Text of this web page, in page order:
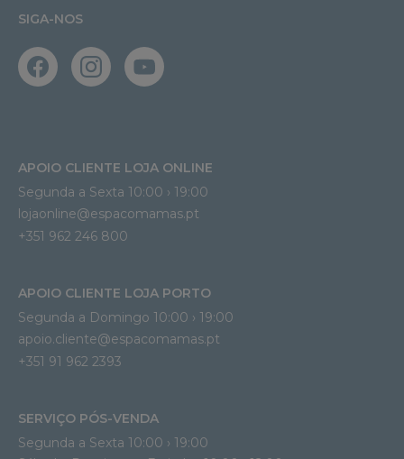
SIGA-NOS
APOIO CLIENTE LOJA ONLINE
Segunda a Sexta 10:00 › 19:00
lojaonline@espacomamas.pt
+351 962 246 800
APOIO CLIENTE LOJA PORTO
Segunda a Domingo 10:00 › 19:00
apoio.cliente@espacomamas.pt
+351 91 962 2393
SERVIÇO PÓS-VENDA
Segunda a Sexta 10:00 › 19:00